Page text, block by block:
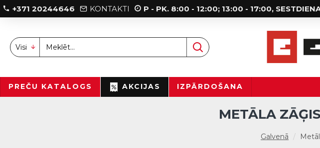
+371 20244646 KONTAKTI P - PK. 8:00 - 12:00; 13:00 - 17:00,
Visi
PREČU KATALOGS AKCIJAS IZPĀRDOŠANA
Galvenā
METĀLA